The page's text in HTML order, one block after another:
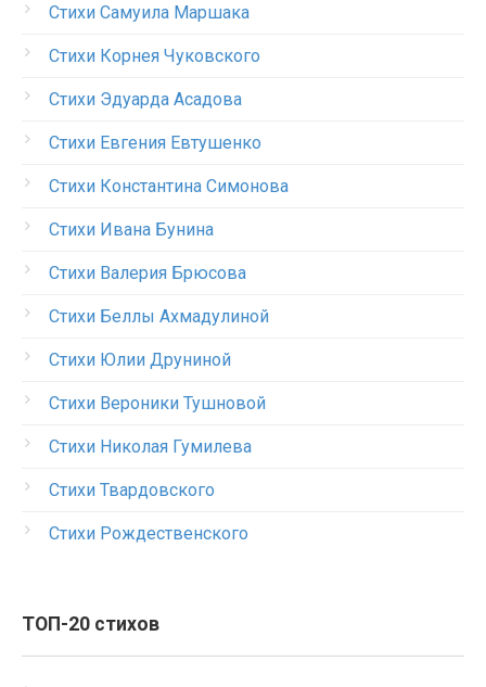
Стихи Самуила Маршака
Стихи Корнея Чуковского
Стихи Эдуарда Асадова
Стихи Евгения Евтушенко
Стихи Константина Симонова
Стихи Ивана Бунина
Стихи Валерия Брюсова
Стихи Беллы Ахмадулиной
Стихи Юлии Друниной
Стихи Вероники Тушновой
Стихи Николая Гумилева
Стихи Твардовского
Стихи Рождественского
ТОП-20 стихов